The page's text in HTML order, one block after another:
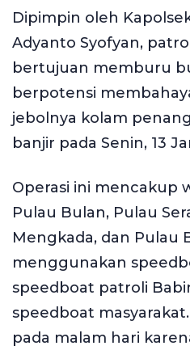
Dipimpin oleh
Adyanto Syofyan,
bertujuan memburu
berpotensi
jebolnya kolam
banjir pada Senin, 13
Operasi ini mencakup
Pulau Bulan, Pulau
Mengkada, dan Pulau
menggunakan
speedboat patroli
speedboat
pada malam hari